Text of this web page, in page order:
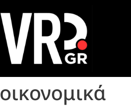
οικονομικά